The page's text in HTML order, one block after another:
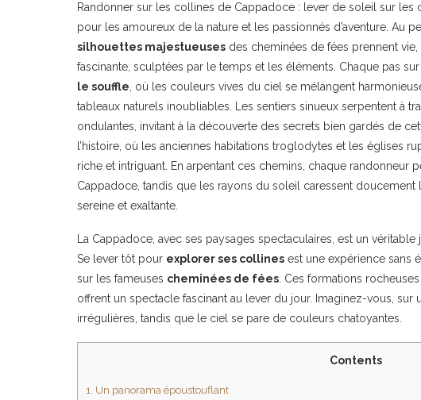
Randonner sur les collines de Cappadoce : lever de soleil sur
pour les amoureux de la nature et les passionnés d’aventure. Au
silhouettes majestueuses des cheminées de fées prennent
fascinante, sculptées par le temps et les éléments. Chaque pas
le souffle , où les couleurs vives du ciel se mélangent
tableaux naturels inoubliables. Les sentiers sinueux serpentent à
ondulantes, invitant à la découverte des secrets bien gardés de
l’histoire, où les anciennes habitations troglodytes et les églises
riche et intriguant. En arpentant ces chemins, chaque randonneur
Cappadoce, tandis que les rayons du soleil caressent
sereine et exaltante.
La Cappadoce, avec ses paysages spectaculaires, est un
Se lever tôt pour explorer ses collines est une expérience sans
sur les fameuses cheminées de fées . Ces formations
offrent un spectacle fascinant au lever du jour. Imaginez-vous, sur
irrégulières, tandis que le ciel se pare de couleurs chatoyantes.
Contents
1. Un panorama époustouflant